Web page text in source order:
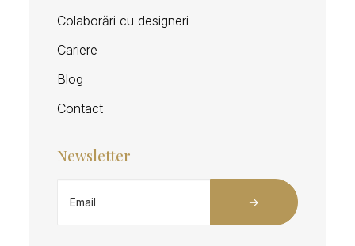
Colaborări cu designeri
Cariere
Blog
Contact
Newsletter